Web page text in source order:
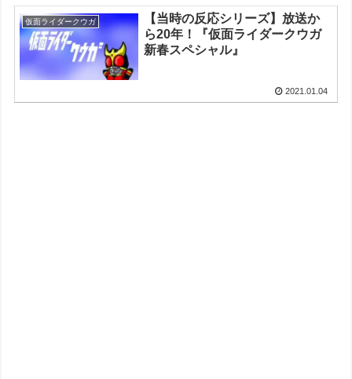
仮面ライダークウガ
【当時の反応シリーズ】放送か
ら20年！『仮面ライダークウガ
新春スペシャル』
2021.01.04